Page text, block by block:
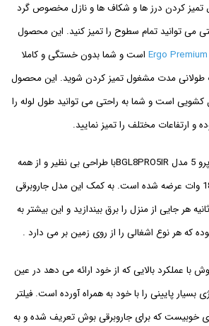
تمیز کردن درز ها و شکاف ها و نازل مخصوص گرد
می توانید تمام سطوح را تمیز کنید. این محصول
است و شما بدون خستگی و کاملا
طولانی مدت مشغول تمیز کردن شوید. این محصول
کشویی است و شما به راحتی می توانید طول لوله را
و ارتفاعات مختلف را تمیز نمایید.
جارو برقی بوش سری 8 پرو 5 مدل BGL8PRO5IRبا طراحی بی نظیر و از همه
مهم تر با قدرت بالای 1800 وات عرضه شده است. به کمک این مدل جاروبرقی
هر جایی از منزل را برق بیندازید و این بیشتر به
هر نوع اشغالی را از روی زمین بر می دارد .
با عملکرد بالایی که از خود ارائه می دهد در عین
بسیار پایینی را با خود به همراه آورده است. فیلتر
خوبیست که برای جاروبرقی بوش تعریف شده و به